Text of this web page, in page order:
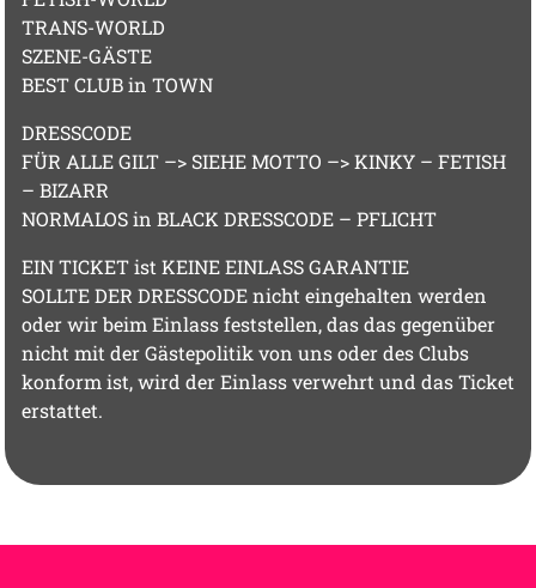
TRANS-WORLD
SZENE-GÄSTE
BEST CLUB in TOWN
DRESSCODE
FÜR ALLE GILT –> SIEHE MOTTO –> KINKY – FETISH
– BIZARR
NORMALOS in BLACK DRESSCODE – PFLICHT
EIN TICKET ist KEINE EINLASS GARANTIE
SOLLTE DER DRESSCODE nicht eingehalten werden
oder wir beim Einlass feststellen, das das gegenüber
nicht mit der Gästepolitik von uns oder des Clubs
konform ist, wird der Einlass verwehrt und das Ticket
erstattet.